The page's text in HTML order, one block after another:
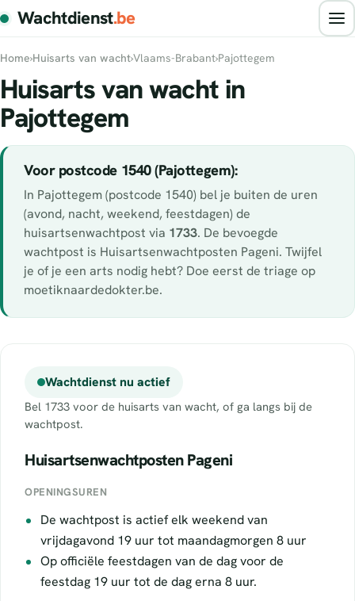
Wachtdienst.be
Home›Huisarts van wacht›Vlaams-Brabant›Pajottegem
Huisarts van wacht in
Pajottegem
Voor postcode 1540 (Pajottegem):
In Pajottegem (postcode 1540) bel je buiten de uren
(avond, nacht, weekend, feestdagen) de
huisartsenwachtpost via 1733. De bevoegde
wachtpost is Huisartsenwachtposten Pageni. Twijfel
je of je een arts nodig hebt? Doe eerst de triage op
moetiknaardedokter.be.
Wachtdienst nu actief
Bel 1733 voor de huisarts van wacht, of ga langs bij de
wachtpost.
Huisartsenwachtposten Pageni
OPENINGSUREN
De wachtpost is actief elk weekend van
vrijdagavond 19 uur tot maandagmorgen 8 uur
Op officiële feestdagen van de dag voor de
feestdag 19 uur tot de dag erna 8 uur.